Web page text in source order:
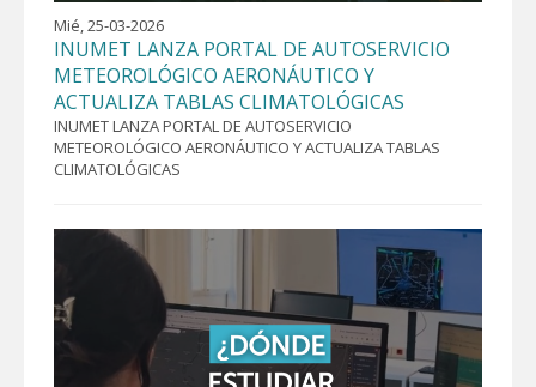
Mié, 25-03-2026
INUMET LANZA PORTAL DE AUTOSERVICIO
METEOROLÓGICO AERONÁUTICO Y
ACTUALIZA TABLAS CLIMATOLÓGICAS
INUMET LANZA PORTAL DE AUTOSERVICIO
METEOROLÓGICO AERONÁUTICO Y ACTUALIZA TABLAS
CLIMATOLÓGICAS